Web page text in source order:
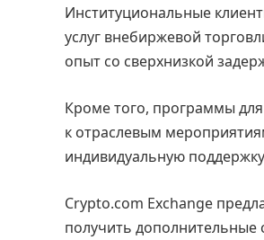
Институциональные
услуг внебиржевой
опыт со сверхнизкой
Кроме того, программы
к отраслевым
индивидуальную
Crypto.com Exchange
получить дополнительные